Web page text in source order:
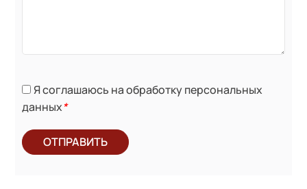
Я соглашаюсь на обработку персональных
данных*
ОТПРАВИТЬ